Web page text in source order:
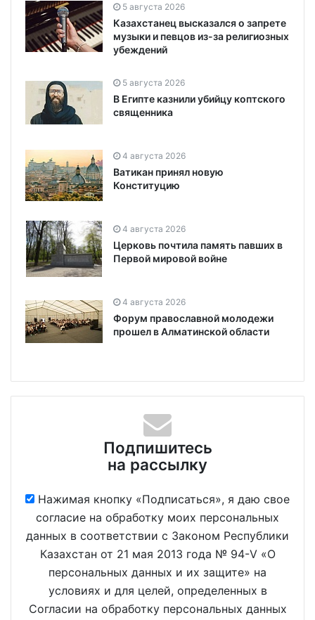
5 августа 2026
Казахстанец высказался о запрете
музыки и певцов из-за религиозных
убеждений
5 августа 2026
В Египте казнили убийцу коптского
священника
4 августа 2026
Ватикан принял новую
Конституцию
4 августа 2026
Церковь почтила память павших в
Первой мировой войне
4 августа 2026
Форум православной молодежи
прошел в Алматинской области
Подпишитесь
на рассылку
Нажимая кнопку «Подписаться», я даю свое
согласие на обработку моих персональных
данных в соответствии с Законом Республики
Казахстан от 21 мая 2013 года № 94-V «О
персональных данных и их защите» на
условиях и для целей, определенных в
Согласии на обработку персональных данных